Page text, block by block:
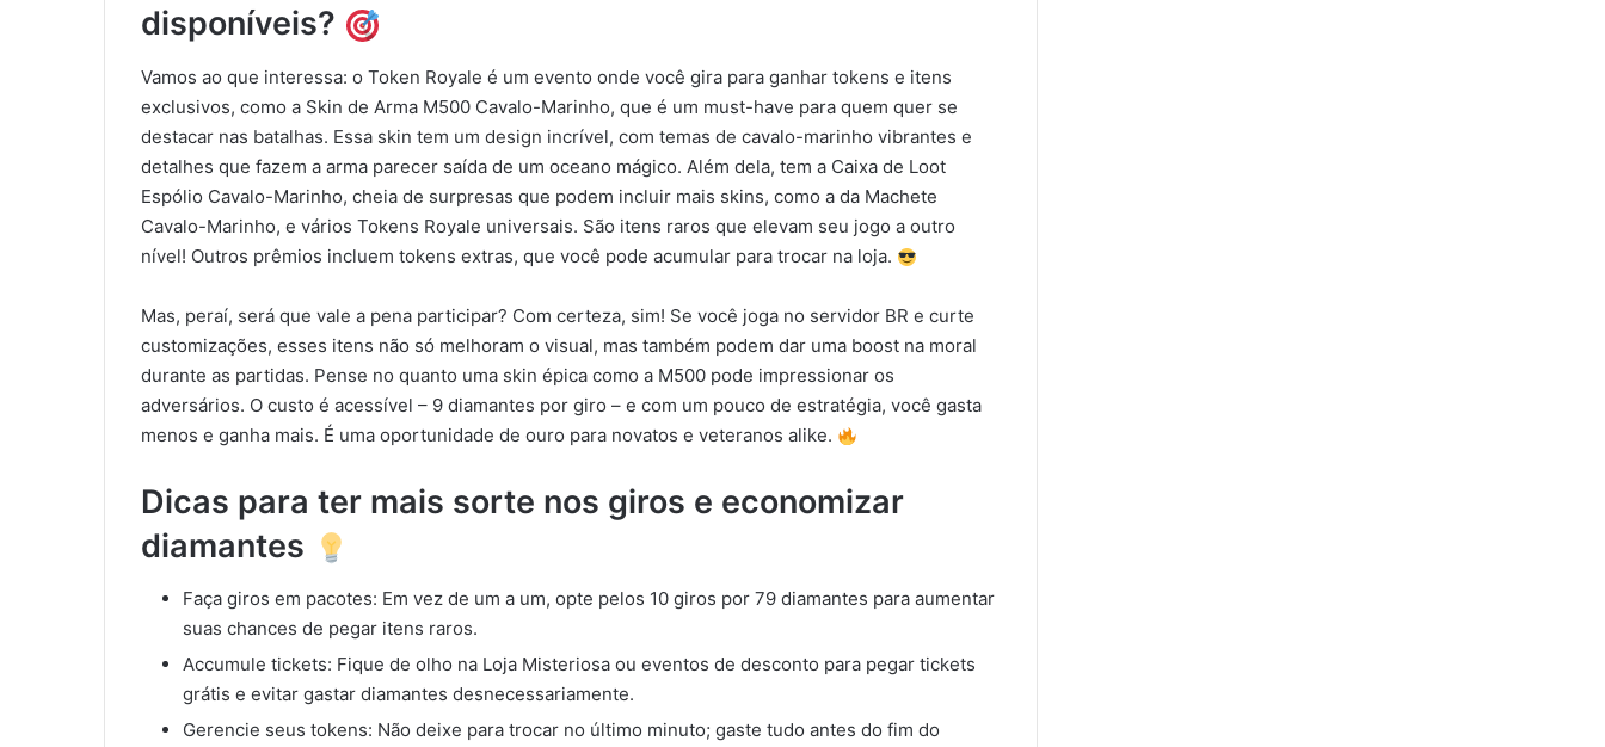
disponíveis?
Vamos ao que interessa: o Token Royale é um evento onde você gira para ganhar tokens e itens
exclusivos, como a Skin de Arma M500 Cavalo-Marinho, que é um must-have para quem quer se
destacar nas batalhas. Essa skin tem um design incrível, com temas de cavalo-marinho vibrantes e
detalhes que fazem a arma parecer saída de um oceano mágico. Além dela, tem a Caixa de Loot
Espólio Cavalo-Marinho, cheia de surpresas que podem incluir mais skins, como a da Machete
Cavalo-Marinho, e vários Tokens Royale universais. São itens raros que elevam seu jogo a outro
nível! Outros prêmios incluem tokens extras, que você pode acumular para trocar na loja.
Mas, peraí, será que vale a pena participar? Com certeza, sim! Se você joga no servidor BR e curte
customizações, esses itens não só melhoram o visual, mas também podem dar uma boost na moral
durante as partidas. Pense no quanto uma skin épica como a M500 pode impressionar os
adversários. O custo é acessível – 9 diamantes por giro – e com um pouco de estratégia, você gasta
menos e ganha mais. É uma oportunidade de ouro para novatos e veteranos alike.
Dicas para ter mais sorte nos giros e economizar
diamantes
Faça giros em pacotes: Em vez de um a um, opte pelos 10 giros por 79 diamantes para aumentar
suas chances de pegar itens raros.
Accumule tickets: Fique de olho na Loja Misteriosa ou eventos de desconto para pegar tickets
grátis e evitar gastar diamantes desnecessariamente.
Gerencie seus tokens: Não deixe para trocar no último minuto; gaste tudo antes do fim do